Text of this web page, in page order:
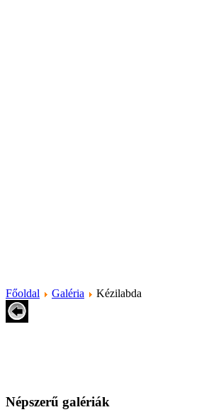
Főoldal Galéria Kézilabda
Népszerű galériák